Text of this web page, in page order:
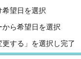
希望日を選択
から希望日を選択
更する」を選択し完了